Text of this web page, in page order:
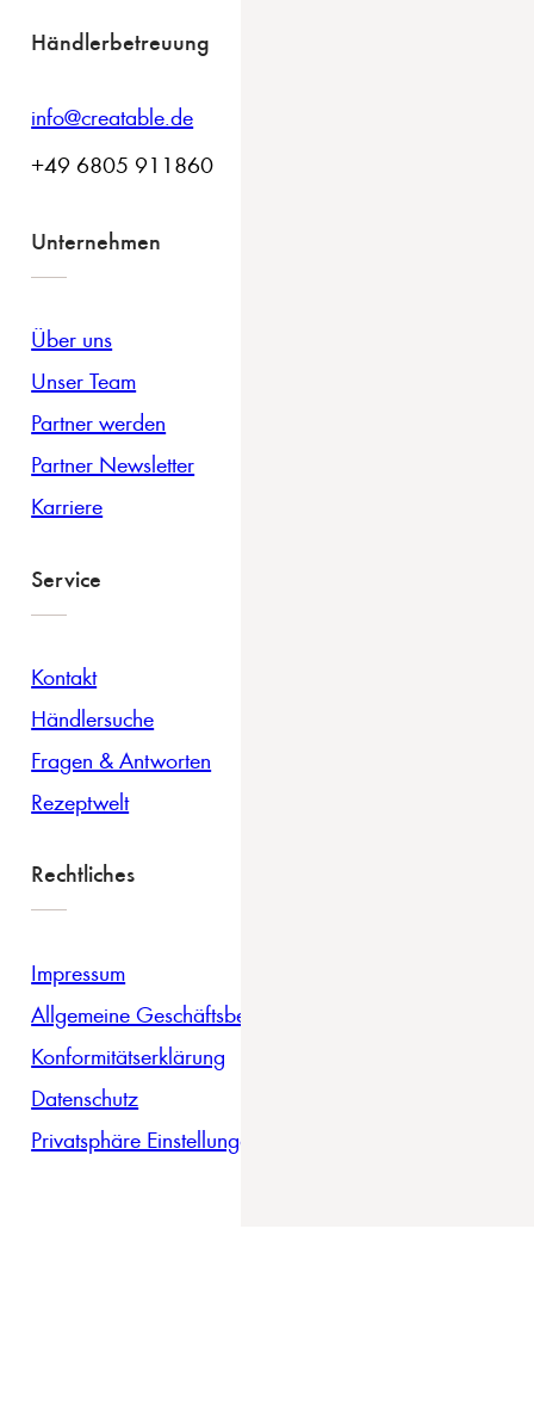
Händlerbetreuung
info@creatable.de
+49 6805 911860
Unternehmen
Über uns
Unser Team
Partner werden
Partner Newsletter
Karriere
Service
Kontakt
Händlersuche
Fragen & Antworten
Rezeptwelt
Rechtliches
Impressum
Allgemeine Geschäftsbedingungen
Konformitätserklärung
Datenschutz
Privatsphäre Einstellungen